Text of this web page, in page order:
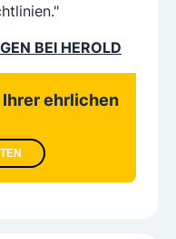
BEI HEROLD
Ihrer ehrlichen